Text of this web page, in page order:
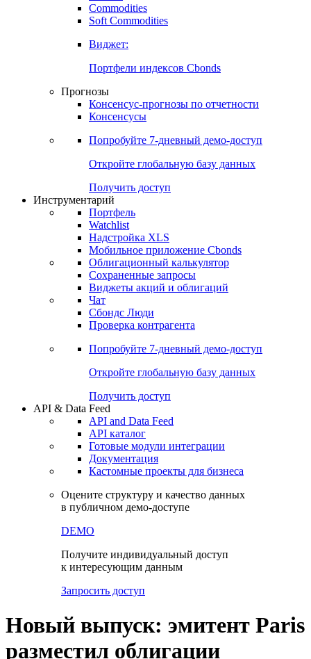
Commodities
Золото
Бензин
Soft Commodities
Виджет:
Портфели индексов Cbonds
Прогнозы
Консенсусы
Попробуйте7-дневный
Откройте глобальную базу данных
Получить доступ
Инструментарий
Портфель
Watchlist
Надстройка XLS
Мобильное приложение Cbonds
Облигационный калькулятор
Сохраненные запросы
Чат
Проверка контрагента
Попробуйте7-дневный
Откройте глобальную базу данных
Получить доступ
API & Data Feed
API and Data Feed
Готовые модули интеграции
Документация
в публичном демо-доступе
к интересующим данным
Запросить доступ